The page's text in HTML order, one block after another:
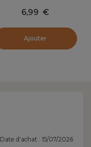
6,99 €
Ajouter
Date d'achat : 15/07/2026